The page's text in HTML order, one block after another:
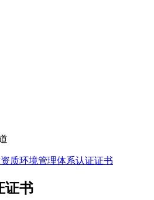
质环境管理体系认证证书
证书